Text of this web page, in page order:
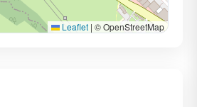
Leaflet | © OpenStreetMap